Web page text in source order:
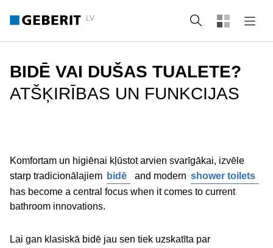
LV Meklēt
BIDĒ VAI DUŠAS TUALETE?
ATŠĶIRĪBAS UN FUNKCIJAS
Komfortam un higiēnai kļūstot arvien svarīgākai, izvēle
starp tradicionālajiem bidē and modern shower toilets
has become a central focus when it comes to current
bathroom innovations.
Lai gan klasiskā bidē jau sen tiek uzskatīta par